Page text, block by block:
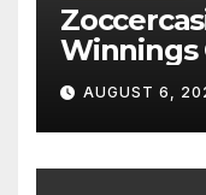
Winnings
AUGUST 6,